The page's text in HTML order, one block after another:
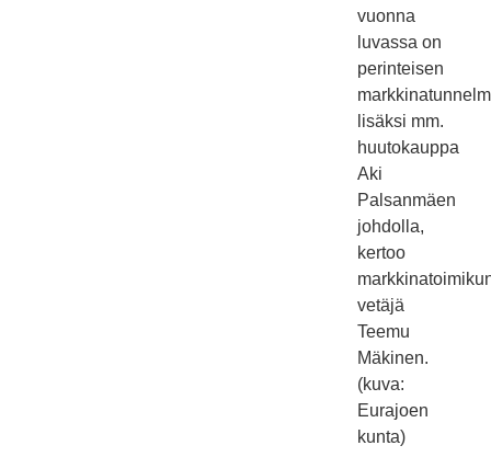
vuonna
luvassa on
perinteisen
lisäksi mm.
huutokauppa
Aki
Palsanmäen
johdolla,
kertoo
vetäjä
Teemu
Mäkinen.
(kuva:
Eurajoen
kunta)